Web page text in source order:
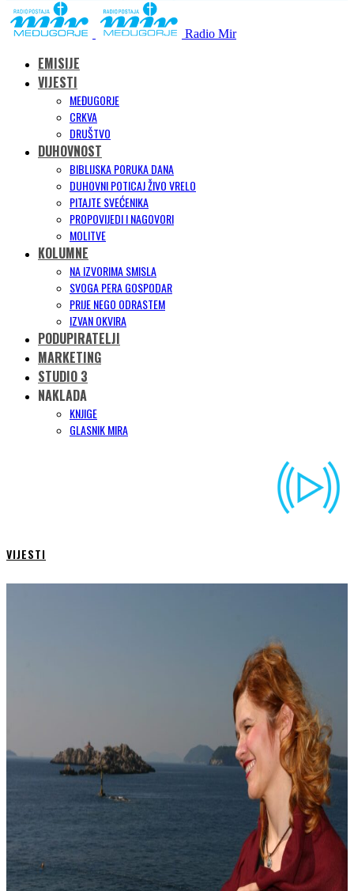
Radio Mir
EMISIJE
VIJESTI
MEĐUGORJE
CRKVA
DRUŠTVO
DUHOVNOST
BIBLIJSKA PORUKA DANA
DUHOVNI POTICAJ ŽIVO VRELO
PITAJTE SVEĆENIKA
PROPOVIJEDI I NAGOVORI
MOLITVE
KOLUMNE
NA IZVORIMA SMISLA
SVOGA PERA GOSPODAR
PRIJE NEGO ODRASTEM
IZVAN OKVIRA
PODUPIRATELJI
MARKETING
STUDIO 3
NAKLADA
KNJIGE
GLASNIK MIRA
VIJESTI